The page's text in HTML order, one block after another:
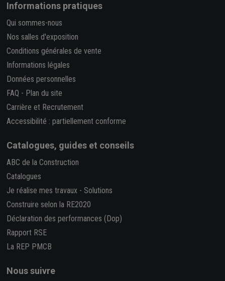
Informations pratiques
Qui sommes-nous
Nos salles d'exposition
Conditions générales de vente
Informations légales
Données personnelles
FAQ - Plan du site
Carrière et Recrutement
Accessibilité : partiellement conforme
Catalogues, guides et conseils
ABC de la Construction
Catalogues
Je réalise mes travaux - Solutions
Construire selon la RE2020
Déclaration des performances (Dop)
Rapport RSE
La REP PMCB
Nous suivre